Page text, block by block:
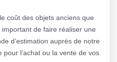
coût des objets anciens que
de faire réaliser une
d’estimation auprès de notre
l’achat ou la vente de vos